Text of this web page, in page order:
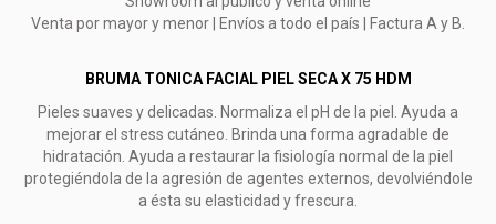
Venta por mayor y menor | Envíos a todo el país | Factura A y B.
BRUMA TONICA FACIAL PIEL SECA X 75 HDM
Pieles suaves y delicadas. Normaliza el pH de la piel. Ayuda a
mejorar el stress cutáneo. Brinda una forma agradable de
hidratación. Ayuda a restaurar la fisiología normal de la piel
protegiéndola de la agresión de agentes externos, devolviéndole
a ésta su elasticidad y frescura.